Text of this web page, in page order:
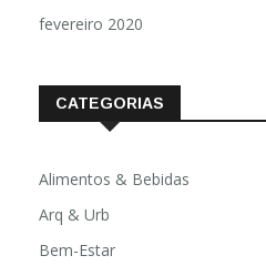
fevereiro 2020
CATEGORIAS
Alimentos & Bebidas
Arq & Urb
Bem-Estar